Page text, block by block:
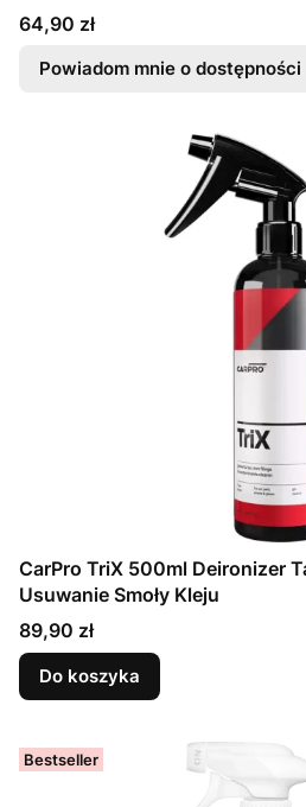
Cena
64,90 zł
Powiadom mnie o dostępności
CarPro TriX 500ml Deironizer
Usuwanie Smoły Kleju
Cena
89,90 zł
Do koszyka
Bestseller